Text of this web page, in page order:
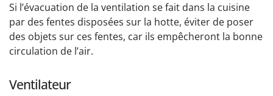
Si l’évacuation de la ventilation se fait dans la cuisine
par des fentes disposées sur la hotte, éviter de poser
des objets sur ces fentes, car ils empêcheront la bonne
circulation de l’air.
Ventilateur